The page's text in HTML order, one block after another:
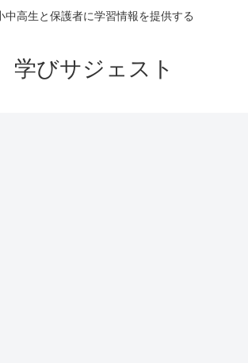
中高生と保護者に学習情報を提供する
学びサジェスト